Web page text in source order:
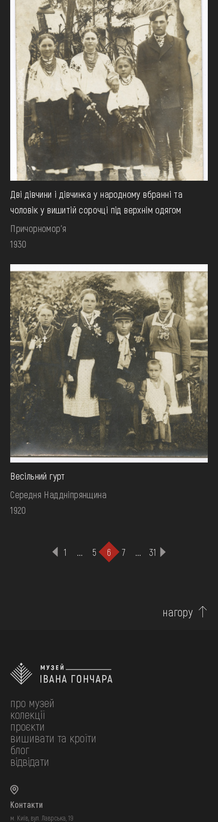
Дві дівчини і дівчинка у народному вбранні та
чоловік у вишитій сорочці під верхнім одягом
Причорномор'я
1930
Весільний гурт
Середня Наддніпрянщина
1920
1 ... 5 6 7 ... 31
нагору
про музей
колекції
проєкти
вишивати та кроїти
блог
відвідати
Контакти
м. Київ, вул. Лаврська, 19